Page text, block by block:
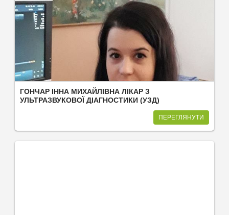
ГОНЧАР ІННА МИХАЙЛІВНА ЛІКАР З
УЛЬТРАЗВУКОВОЇ ДІАГНОСТИКИ (УЗД)
ПЕРЕГЛЯНУТИ